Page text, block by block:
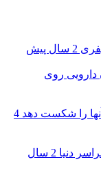
2 سال پیش
دارویی روی
4
دنیا
2 سال